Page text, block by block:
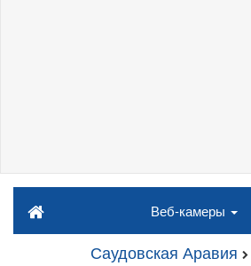
Веб-камеры
Саудовская Аравия